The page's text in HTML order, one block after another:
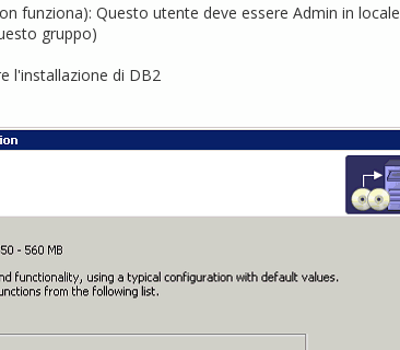
funziona): Questo utente deve essere Admin in locale
gruppo)
l'installazione di DB2